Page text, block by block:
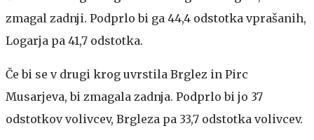
zmagal zadnji. Podprlo bi ga 44,4 odstotka vprašanih,
Logarja pa 41,7 odstotka.
Če bi se v drugi krog uvrstila Brglez in Pirc
Musarjeva, bi zmagala zadnja. Podprlo bi jo 37
odstotkov volivcev, Brgleza pa 33,7 odstotka volivcev.